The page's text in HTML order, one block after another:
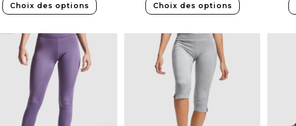
Choix des options Choix des options